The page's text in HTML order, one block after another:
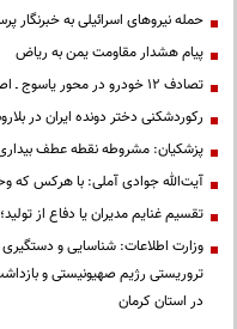
حمله نیروهای اسرائیلی به خبرنگار
پیام هشدار مقاومت یمن به ریاض
تصادف ۱۲ خودرو در محور یاسوج ـ اصفهان
رکوردشکنی دختر دونده ایران در
پزشکیان: مشروطه نقطه عطف
آیت‌الله جوادی آملی: با هرکس که
تقسیم غنایم مدیران یا دفاع از
در استان کرمان